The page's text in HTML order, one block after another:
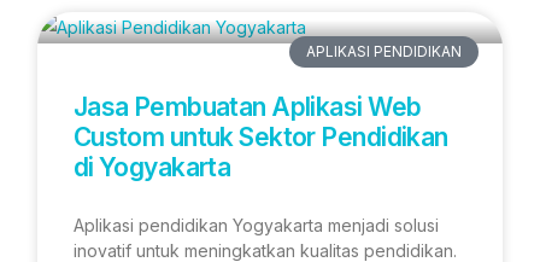
APLIKASI PENDIDIKAN
Jasa Pembuatan Aplikasi Web
Custom untuk Sektor Pendidikan
di Yogyakarta
Aplikasi pendidikan Yogyakarta menjadi solusi
inovatif untuk meningkatkan kualitas pendidikan.